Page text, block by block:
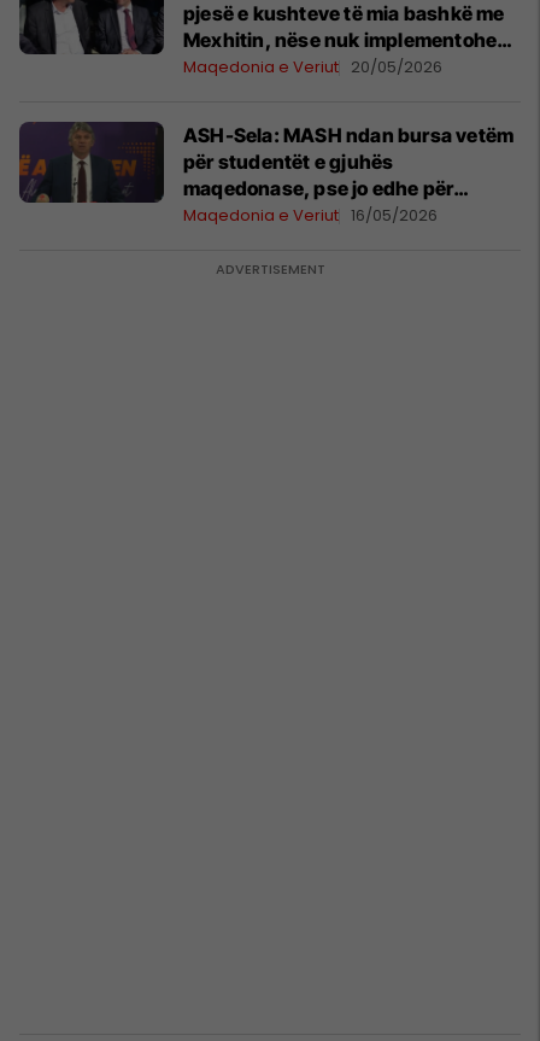
pjesë e kushteve të mia bashkë me
Mexhitin, nëse nuk implementohen
shkojmë në opozitë
Maqedonia e Veriut 20/05/2026
ASH-Sela: MASH ndan bursa vetëm
për studentët e gjuhës
maqedonase, pse jo edhe për
studentët e gjuhës shqipe
Maqedonia e Veriut 16/05/2026